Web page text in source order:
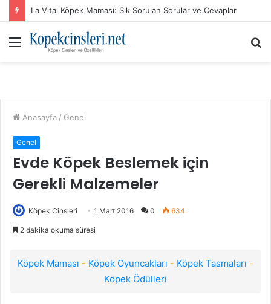
La Vital Köpek Maması: Sık Sorulan Sorular ve Cevaplar
Menü
Anasayfa / Genel
Genel
Evde Köpek Beslemek için
Gerekli Malzemeler
Köpek Cinsleri 1 Mart 2016 0 634
2 dakika okuma süresi
Köpek Maması - Köpek Oyuncakları - Köpek Tasmaları -
Köpek Ödülleri